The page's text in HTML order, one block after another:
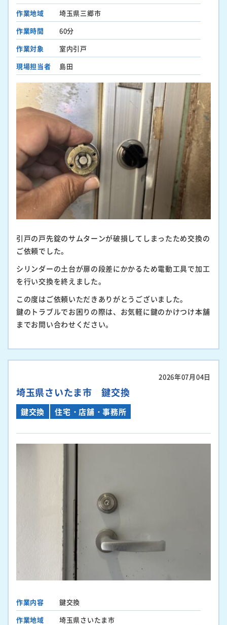
作業地域
埼玉県三郷市
作業時間
60分
作業対象
室内引戸
現場担当者
島田
引戸の戸先錠のサムターンが破損してしまったため交換の
ご依頼でした。
シリンダーの土台が扉の段差にかかるため電動工具で加工
を行い交換を終えました。
この度はご依頼いただきありがとうございました。
鍵のトラブルでお困りの際は、お気軽に鍵のかけつけ本舗
までお問い合わせください。
2026年07月04日
埼玉県さいたま市 鍵交換
鍵交換 住宅・店舗・事務所
作業内容
鍵交換
作業地域
埼玉県さいたま市